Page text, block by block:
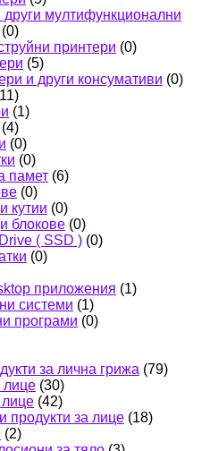
други мултифункционални
(0)
принтери (0)
(5)
и други консумативи (0)
(1)
(4)
(0)
(0)
памет (6)
(0)
кутии (0)
блокове (0)
( SSD ) (0)
(0)
приложения (1)
системи (1)
програми (0)
за лична грижа (79)
лице (30)
(42)
продукти за лице (18)
(2)